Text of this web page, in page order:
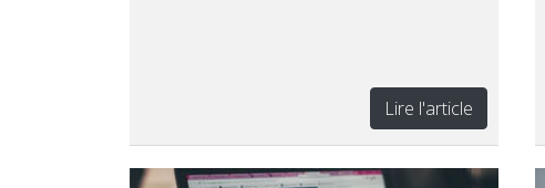
Lire l'article